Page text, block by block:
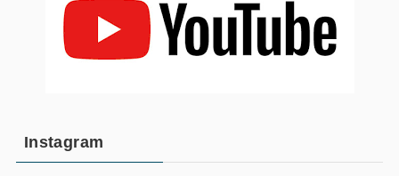
Instagram